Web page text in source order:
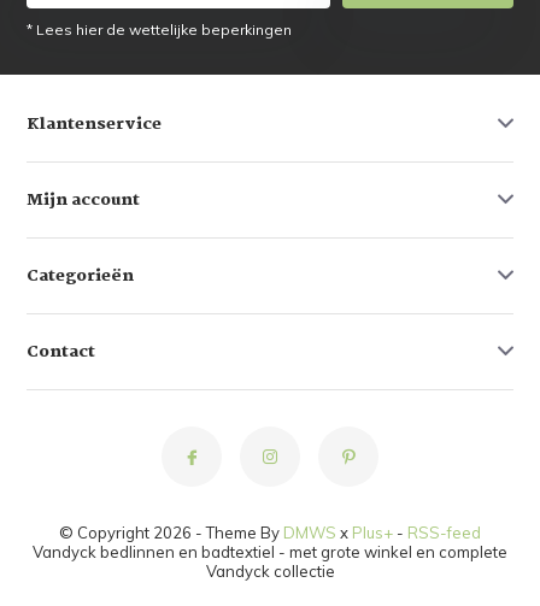
* Lees hier de wettelijke beperkingen
Klantenservice
Mijn account
Categorieën
Contact
© Copyright 2026 - Theme By DMWS x Plus+ - RSS-feed
Vandyck bedlinnen en badtextiel - met grote winkel en complete
Vandyck collectie